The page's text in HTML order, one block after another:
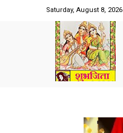
Saturday, August 8, 2026